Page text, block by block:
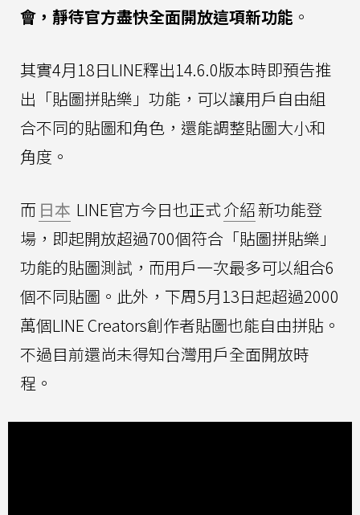
會，靜待官方盡快全面開放這項新功能 。
其實4月18日LINE釋出14.6.0版本時即預告推
出「貼圖拼貼樂」功能，可以讓用戶自由組
合不同的貼圖和角色，還能調整貼圖大小和
角度。
而 日本 LINE官方今日也正式介紹新功能登
場，即起開放超過700個符合「貼圖拼貼樂」
功能的貼圖測試，而用戶一次最多可以組合6
個不同貼圖。此外，下周5月13日起超過2000
萬個LINE Creators創作者貼圖也能自由拼貼。
不過目前還尚未得知台灣用戶全面開放時
程。